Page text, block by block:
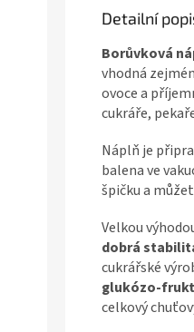
Detailní
Borůvková
vhodná
ovoce a
cukráře,
Náplň je
balena ve
špičku a
Velkou
dobrá
cukrářské
glukózo-
celkový